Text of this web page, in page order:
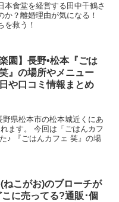
本食堂を経営する田中千鶴さ
？離婚理由が気になる！
を救う！
園】長野•松本『ごは
』の場所やメニュー
や口コミ情報まとめ
県松本市の松本城近くにあ
ます。 今回は「ごはんカフ
♪ 『ごはんカフェ 笑』の場
こがお)のブローチが
に売ってる?通販･個